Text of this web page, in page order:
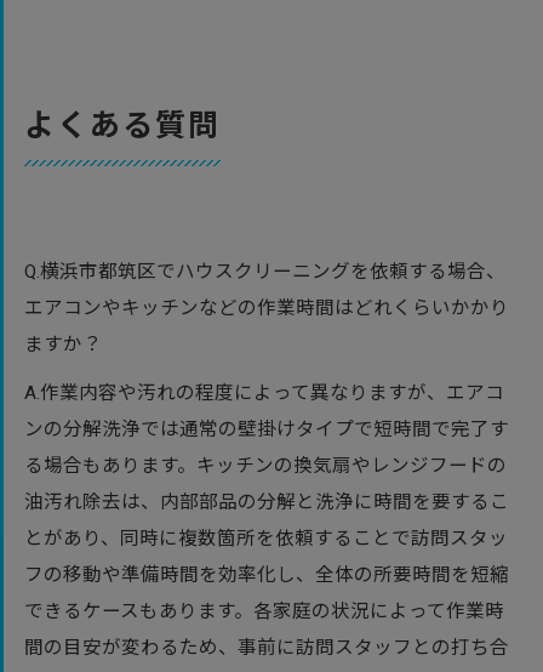
よくある質問
Q.横浜市都筑区でハウスクリーニングを依頼する場合、
エアコンやキッチンなどの作業時間はどれくらいかかり
ますか？
A.作業内容や汚れの程度によって異なりますが、エアコ
ンの分解洗浄では通常の壁掛けタイプで短時間で完了す
る場合もあります。キッチンの換気扇やレンジフードの
油汚れ除去は、内部部品の分解と洗浄に時間を要するこ
とがあり、同時に複数箇所を依頼することで訪問スタッ
フの移動や準備時間を効率化し、全体の所要時間を短縮
できるケースもあります。各家庭の状況によって作業時
間の目安が変わるため、事前に訪問スタッフとの打ち合